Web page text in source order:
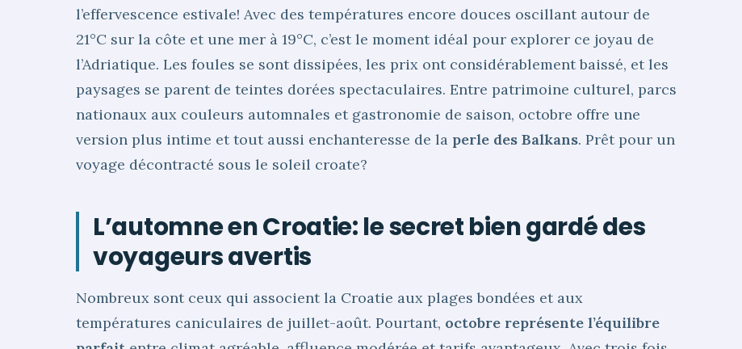
l’effervescence estivale! Avec des températures encore douces oscillant autour de
21°C sur la côte et une mer à 19°C, c’est le moment idéal pour explorer ce joyau de
l’Adriatique. Les foules se sont dissipées, les prix ont considérablement baissé, et les
paysages se parent de teintes dorées spectaculaires. Entre patrimoine culturel, parcs
nationaux aux couleurs automnales et gastronomie de saison, octobre offre une
version plus intime et tout aussi enchanteresse de la perle des Balkans. Prêt pour un
voyage décontracté sous le soleil croate?
L’automne en Croatie: le secret bien gardé des
voyageurs avertis
Nombreux sont ceux qui associent la Croatie aux plages bondées et aux
températures caniculaires de juillet-août. Pourtant, octobre représente l’équilibre